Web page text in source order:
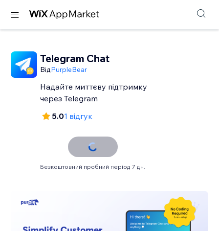
Telegram Chat
ВідPurpleBear
Надайте миттєву підтримку
через Telegram
5.01 відгук
Безкоштовний пробний період 7 дн.